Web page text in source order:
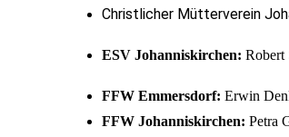
Christlicher Mütterverein
ESV Johanniskirchen: Robert
FFW Emmersdorf: Erwin
FFW Johanniskirchen: Petra